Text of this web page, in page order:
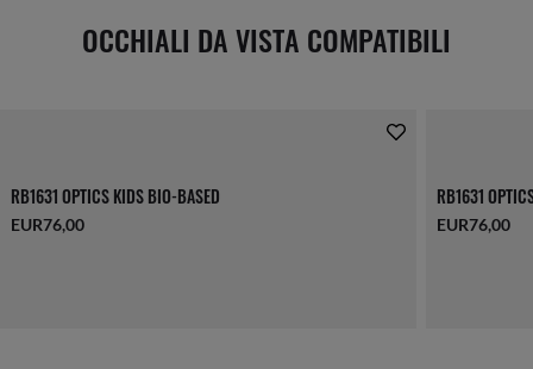
OCCHIALI DA VISTA COMPATIBILI
RB1631 OPTICS KIDS BIO-BASED
EUR76,00
RB1631
EUR76,00